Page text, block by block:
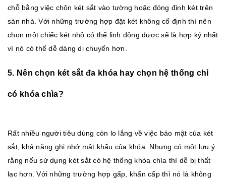
chỗ bằng việc chôn két sắt vào tường hoặc đóng đinh két trên
sàn nhà. Với những trường hợp đặt két không cố định thì nên
chọn một chiếc két nhỏ có thể linh động được sẽ là hợp ký nhất
vì nó có thể dễ dàng di chuyển hơn.
5. Nên chọn két sắt đa khóa hay chọn hệ thống chỉ
có khóa chìa?
Rất nhiều người tiêu dùng còn lo lắng về việc bảo mật của két
sắt, khả năng ghi nhớ mật khẩu của khóa. Nhưng có một lưu ý
rằng nếu sử dụng két sắt có hệ thống khóa chìa thì dễ bị thất
lạc hơn. Với những trường hợp gấp, khẩn cấp thì nó là không